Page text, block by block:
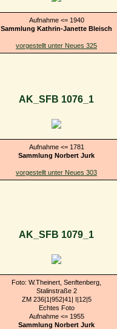
Aufnahme <= 1940
Sammlung Kathrin-Janette Bleisch
vorgestellt unter Neues 325
AK_SFB 1076_1
Aufnahme <= 1781
Sammlung Norbert Jurk
vorgestellt unter Neues 303
AK_SFB 1079_1
Foto: W.Theinert, Senftenberg,
Stalinstraße 2
ZM 236|1|952|41| I|12|5
Echtes Foto
Aufnahme <= 1955
Sammlung Norbert Jurk